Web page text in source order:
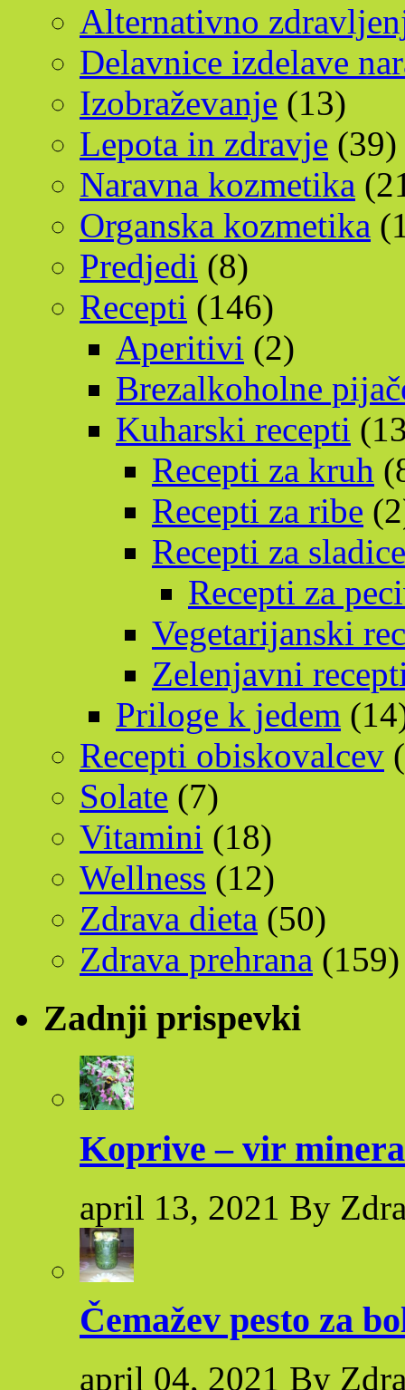
Alternativno
Delavnice izdelave
Izobraževanje (13)
Lepota in zdravje (39)
Naravna kozmetika
Organska kozmetika
Predjedi (8)
Recepti (146)
Aperitivi (2)
Brezalkoholne
Kuharski recepti
Recepti za kruh
Recepti za ribe
Recepti za sladice
Recepti za
Vegetarijanski
Zelenjavni
Priloge k jedem
Recepti obiskovalcev
Solate (7)
Vitamini (18)
Wellness (12)
Zdrava dieta (50)
Zdrava prehrana (159)
Zadnji prispevki
Koprive – vir
april 13, 2021 By
Čemažev pesto za
april 04, 2021 By